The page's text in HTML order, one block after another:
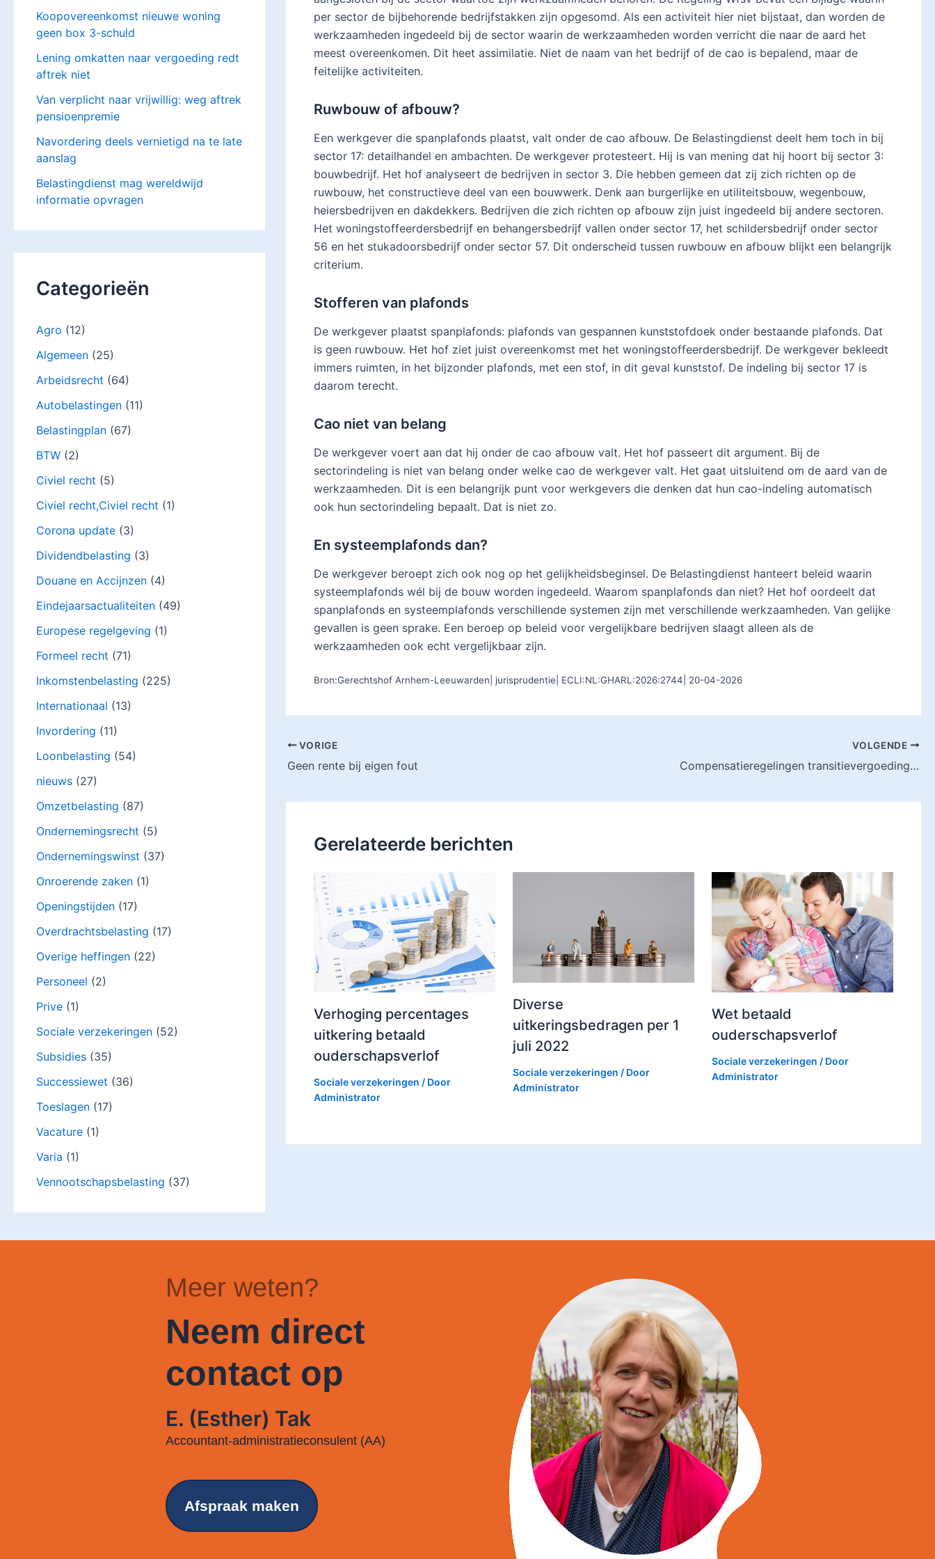
Koopovereenkomst nieuwe woning
geen box 3-schuld
Lening omkatten naar vergoeding redt
aftrek niet
Van verplicht naar vrijwillig: weg aftrek
pensioenpremie
Navordering deels vernietigd na te late
aanslag
Belastingdienst mag wereldwijd
informatie opvragen
Categorieën
Agro (12)
Algemeen (25)
Arbeidsrecht (64)
Autobelastingen (11)
Belastingplan (67)
BTW (2)
Civiel recht (5)
Civiel recht,Civiel recht (1)
Corona update (3)
Dividendbelasting (3)
Douane en Accijnzen (4)
Eindejaarsactualiteiten (49)
Europese regelgeving (1)
Formeel recht (71)
Inkomstenbelasting (225)
Internationaal (13)
Invordering (11)
Loonbelasting (54)
nieuws (27)
Omzetbelasting (87)
Ondernemingsrecht (5)
Ondernemingswinst (37)
Onroerende zaken (1)
Openingstijden (17)
Overdrachtsbelasting (17)
Overige heffingen (22)
Personeel (2)
Prive (1)
Sociale verzekeringen (52)
Subsidies (35)
Successiewet (36)
Toeslagen (17)
Vacature (1)
Varia (1)
Vennootschapsbelasting (37)
per sector de bijbehorende bedrijfstakken zijn opgesomd. Als een activiteit hier niet bijstaat, dan worden de
werkzaamheden ingedeeld bij de sector waarin de werkzaamheden worden verricht die naar de aard het
meest overeenkomen. Dit heet assimilatie. Niet de naam van het bedrijf of de cao is bepalend, maar de
feitelijke activiteiten.
Ruwbouw of afbouw?
Een werkgever die spanplafonds plaatst, valt onder de cao afbouw. De Belastingdienst deelt hem toch in bij
sector 17: detailhandel en ambachten. De werkgever protesteert. Hij is van mening dat hij hoort bij sector 3:
bouwbedrijf. Het hof analyseert de bedrijven in sector 3. Die hebben gemeen dat zij zich richten op de
ruwbouw, het constructieve deel van een bouwwerk. Denk aan burgerlijke en utiliteitsbouw, wegenbouw,
heiersbedrijven en dakdekkers. Bedrijven die zich richten op afbouw zijn juist ingedeeld bij andere sectoren.
Het woningstoffeerdersbedrijf en behangersbedrijf vallen onder sector 17, het schildersbedrijf onder sector
56 en het stukadoorsbedrijf onder sector 57. Dit onderscheid tussen ruwbouw en afbouw blijkt een belangrijk
criterium.
Stofferen van plafonds
De werkgever plaatst spanplafonds: plafonds van gespannen kunststofdoek onder bestaande plafonds. Dat
is geen ruwbouw. Het hof ziet juist overeenkomst met het woningstoffeerdersbedrijf. De werkgever bekleedt
immers ruimten, in het bijzonder plafonds, met een stof, in dit geval kunststof. De indeling bij sector 17 is
daarom terecht.
Cao niet van belang
De werkgever voert aan dat hij onder de cao afbouw valt. Het hof passeert dit argument. Bij de
sectorindeling is niet van belang onder welke cao de werkgever valt. Het gaat uitsluitend om de aard van de
werkzaamheden. Dit is een belangrijk punt voor werkgevers die denken dat hun cao-indeling automatisch
ook hun sectorindeling bepaalt. Dat is niet zo.
En systeemplafonds dan?
De werkgever beroept zich ook nog op het gelijkheidsbeginsel. De Belastingdienst hanteert beleid waarin
systeemplafonds wél bij de bouw worden ingedeeld. Waarom spanplafonds dan niet? Het hof oordeelt dat
spanplafonds en systeemplafonds verschillende systemen zijn met verschillende werkzaamheden. Van gelijke
gevallen is geen sprake. Een beroep op beleid voor vergelijkbare bedrijven slaagt alleen als de
werkzaamheden ook echt vergelijkbaar zijn.
Bron:Gerechtshof Arnhem-Leeuwarden| jurisprudentie| ECLI:NL:GHARL:2026:2744| 20-04-2026
VORIGE
Geen rente bij eigen fout
VOLGENDE
Compensatieregelingen transitievergoeding verdwijnen
Gerelateerde berichten
Verhoging percentages
uitkering betaald
ouderschapsverlof
Sociale verzekeringen / Door
Administrator
Diverse
uitkeringsbedragen per 1
juli 2022
Sociale verzekeringen / Door
Administrator
Wet betaald
ouderschapsverlof
Sociale verzekeringen / Door
Administrator
Meer weten?
Neem direct
contact op
E. (Esther) Tak
Accountant-administratieconsulent (AA)
Afspraak maken